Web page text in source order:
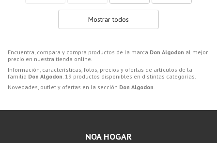
Encuentra, compara y compra productos de la marca Don Algodon al mejor
precio en nuestra tienda online.
Información, características, fotos, precios y ofertas de artículos de la
familia Don Algodon. 19 productos disponibles en distintas categorías.
Novedades, outlet y ofertas en la sección Don Algodon.
Mostrar todos
NOA HOGAR